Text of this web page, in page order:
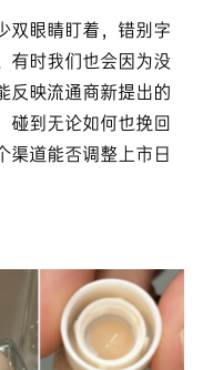
双眼睛盯着，错别字
有时我们也会因为没
反映流通商新提出的
碰到无论如何也挽回
渠道能否调整上市日